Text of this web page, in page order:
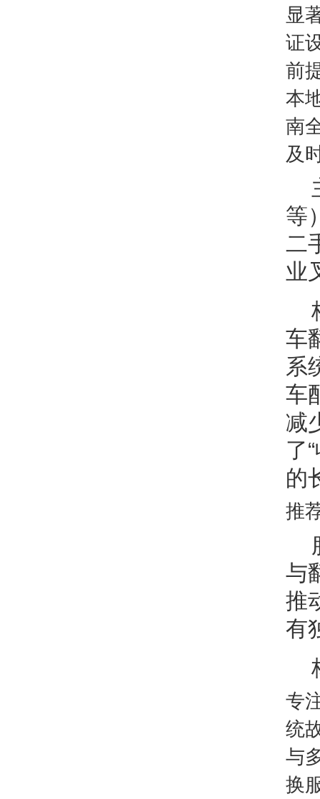
显
证
前
本
南
及
等
二
业
车
系
车
减
了
的
推
与
推
有
专
统
与
换